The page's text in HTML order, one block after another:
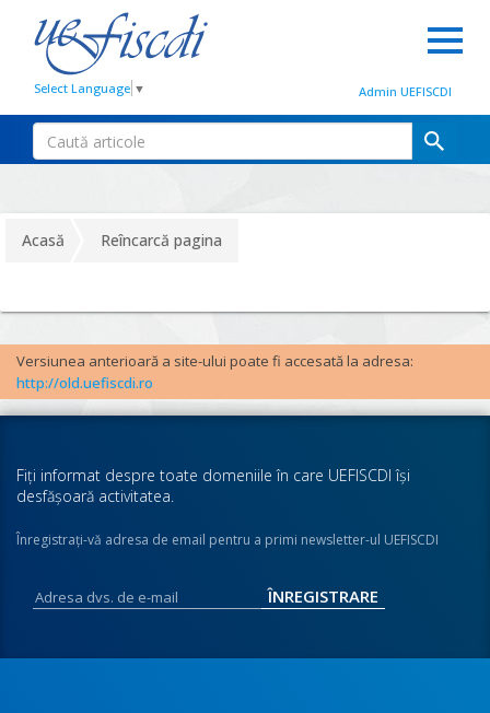
Select Language ▼ Admin UEFISCDI
Acasă Reîncarcă pagina
Versiunea anterioară a site-ului poate fi accesată la adresa:
http://old.uefiscdi.ro
Fiţi informat despre toate domeniile în care UEFISCDI îşi
desfăşoară activitatea.
Înregistraţi-vă adresa de email pentru a primi newsletter-ul UEFISCDI